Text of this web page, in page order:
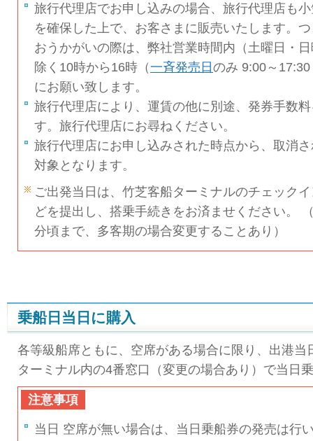
旅行代理店でお申し込みの場合、旅行代理店も
を確保した上で、お客さまに販売いたします。
おうかがいの際は、弊社営業時間内（土曜日・
除く10時から16時（一斉発売日 のみ 9:00～
にお願い致します。
旅行代理店により、運賃の他に別途、発券手数
す。旅行代理店にお尋ねください。
旅行代理店にお申し込みされた時点から、取消
対象となります。
ご出発当日は、竹芝客船ターミナルのチェック
どを提出し、搭乗手続きをお済ませください。
分頃まで、多客期の場合変更することあり）
乗船日当日に購入
各等級船席ともに、空席がある場合に限り、出港当
ターミナル内の4番窓口（変更の場合あり）で当日
注意事項
当日 空席が無い場合は、当日乗船券の発売は行